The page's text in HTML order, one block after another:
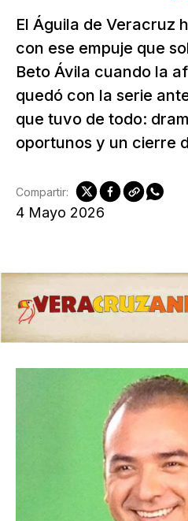
El Águila de Veracruz
con ese empuje que
Beto Ávila cuando la
quedó con la serie
que tuvo de todo:
oportunos y un cierre
4 Mayo 2026
Compartir: